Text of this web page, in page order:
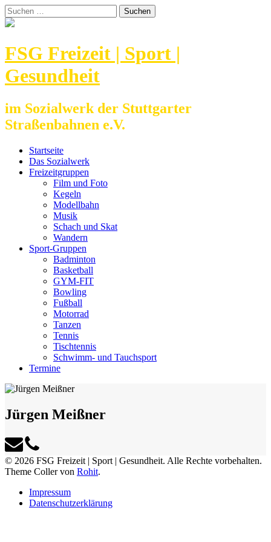
Zum
Inhalt
Suchen
nach:
FSG Freizeit | Sport |
Gesundheit
im Sozialwerk der Stuttgarter
Straßenbahnen e.V.
Startseite
Das Sozialwerk
Freizeitgruppen
Film und Foto
Kegeln
Modellbahn
Musik
Schach und Skat
Wandern
Sport-Gruppen
Badminton
Basketball
GYM-FIT
Bowling
Fußball
Motorrad
Tanzen
Tennis
Tischtennis
Schwimm- und Tauchsport
Termine
Jürgen Meißner
© 2026 FSG Freizeit | Sport | Gesundheit. Alle Rechte vorbehalten.
Theme Coller von Rohit.
Impressum
Datenschutzerklärung